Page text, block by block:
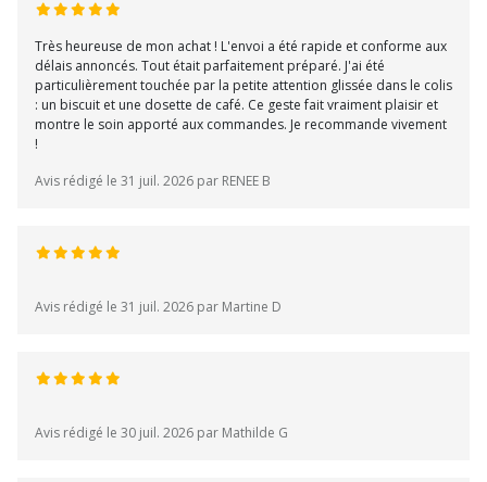
Très heureuse de mon achat ! L'envoi a été rapide et conforme aux
délais annoncés. Tout était parfaitement préparé. J'ai été
particulièrement touchée par la petite attention glissée dans le colis
: un biscuit et une dosette de café. Ce geste fait vraiment plaisir et
montre le soin apporté aux commandes. Je recommande vivement
!
Avis rédigé le 31 juil. 2026 par RENEE B
Avis rédigé le 31 juil. 2026 par Martine D
Avis rédigé le 30 juil. 2026 par Mathilde G